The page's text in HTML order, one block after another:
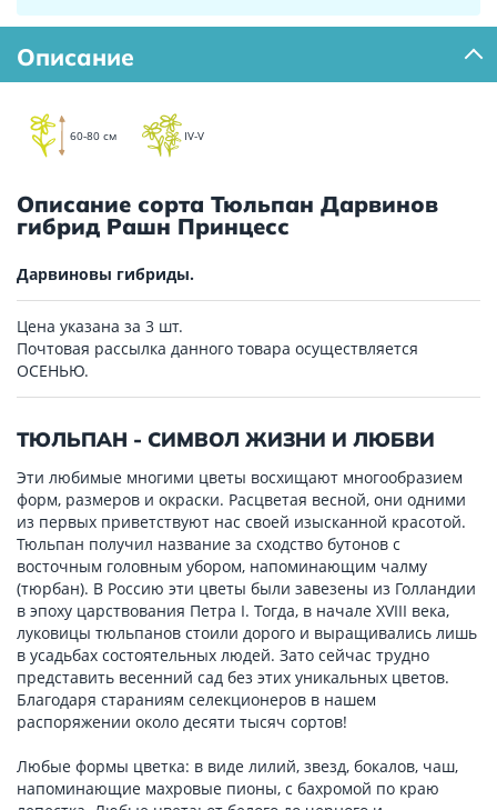
Описание
60-80 см IV-V
Описание сорта Тюльпан Дарвинов
гибрид Рашн Принцесс
Дарвиновы гибриды.
Цена указана за 3 шт.
Почтовая рассылка данного товара осуществляется
ОСЕНЬЮ.
ТЮЛЬПАН - СИМВОЛ ЖИЗНИ И ЛЮБВИ
Эти любимые многими цветы восхищают многообразием
форм, размеров и окраски. Расцветая весной, они одними
из первых приветствуют нас своей изысканной красотой.
Тюльпан получил название за сходство бутонов с
восточным головным убором, напоминающим чалму
(тюрбан). В Россию эти цветы были завезены из Голландии
в эпоху царствования Петра I. Тогда, в начале XVIII века,
луковицы тюльпанов стоили дорого и выращивались лишь
в усадьбах состоятельных людей. Зато сейчас трудно
представить весенний сад без этих уникальных цветов.
Благодаря стараниям селекционеров в нашем
распоряжении около десяти тысяч сортов!
Любые формы цветка: в виде лилий, звезд, бокалов, чаш,
напоминающие махровые пионы, с бахромой по краю